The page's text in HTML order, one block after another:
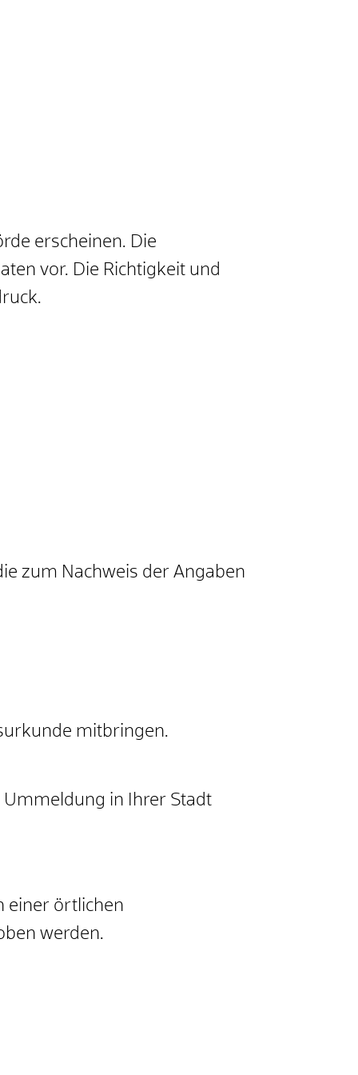
erscheinen. Die
vor. Die Richtigkeit und
zum Nachweis der Angaben
mitbringen.
in Ihrer Stadt
einer örtlichen
werden.